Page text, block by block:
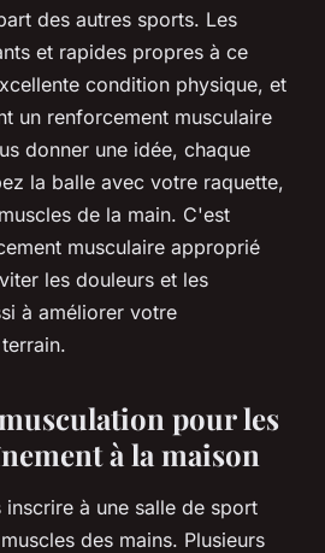
des autres sports. Les
et rapides propres à ce
condition physique, et
un renforcement musculaire
donner une idée, chaque
la balle avec votre raquette,
de la main. C'est
musculaire approprié
les douleurs et les
à améliorer votre
pour les
à la maison
inscrire à une salle de sport
des mains. Plusieurs